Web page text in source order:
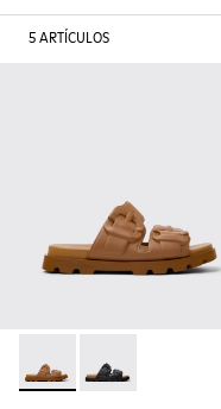
5ARTÍCULOS
Brutus Sandal -
Brutus Sandal -